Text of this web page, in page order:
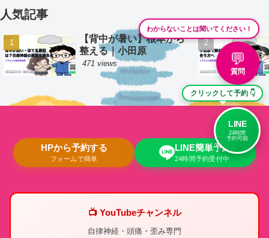
人気記事
【背中が暑い】根本から
整える｜小田原
471 views
HPから予約する
フォームで簡単
LINE簡単予約
24時間予約受付中
📺 YouTubeチャンネル
自律神経・頭痛・歪み専門
わからないことは聞いてください！
💬
質問
クリックして予約 👇
LINE
24時間
予約可能